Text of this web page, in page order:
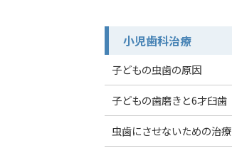
小児歯科治療
子どもの虫歯の原因
子どもの歯磨きと6才臼歯
虫歯にさせないための治療